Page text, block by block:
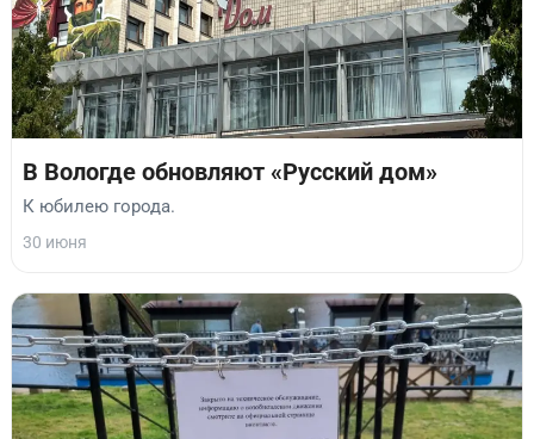
В Вологде обновляют «Русский дом»
К юбилею города.
30 июня